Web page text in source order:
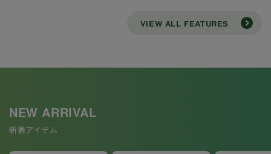
VIEW ALL FEATURES
NEW ARRIVAL
新着アイテム